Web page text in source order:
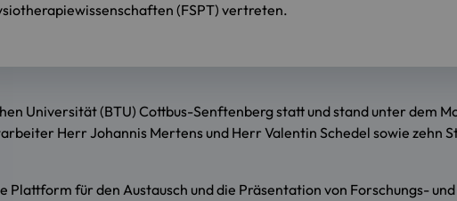
(FSPT) vertreten.
Universität (BTU) Cottbus-Senftenberg statt und stand unter dem
Herr Johannis Mertens und Herr Valentin Schedel sowie zehn
für den Austausch und die Präsentation von Forschungs-